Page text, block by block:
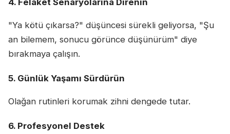
4. Felaket Senaryolarına Direnin
"Ya kötü çıkarsa?" düşüncesi sürekli geliyorsa, "Şu
an bilemem, sonucu görünce düşünürüm" diye
bırakmaya çalışın.
5. Günlük Yaşamı Sürdürün
Olağan rutinleri korumak zihni dengede tutar.
6. Profesyonel Destek